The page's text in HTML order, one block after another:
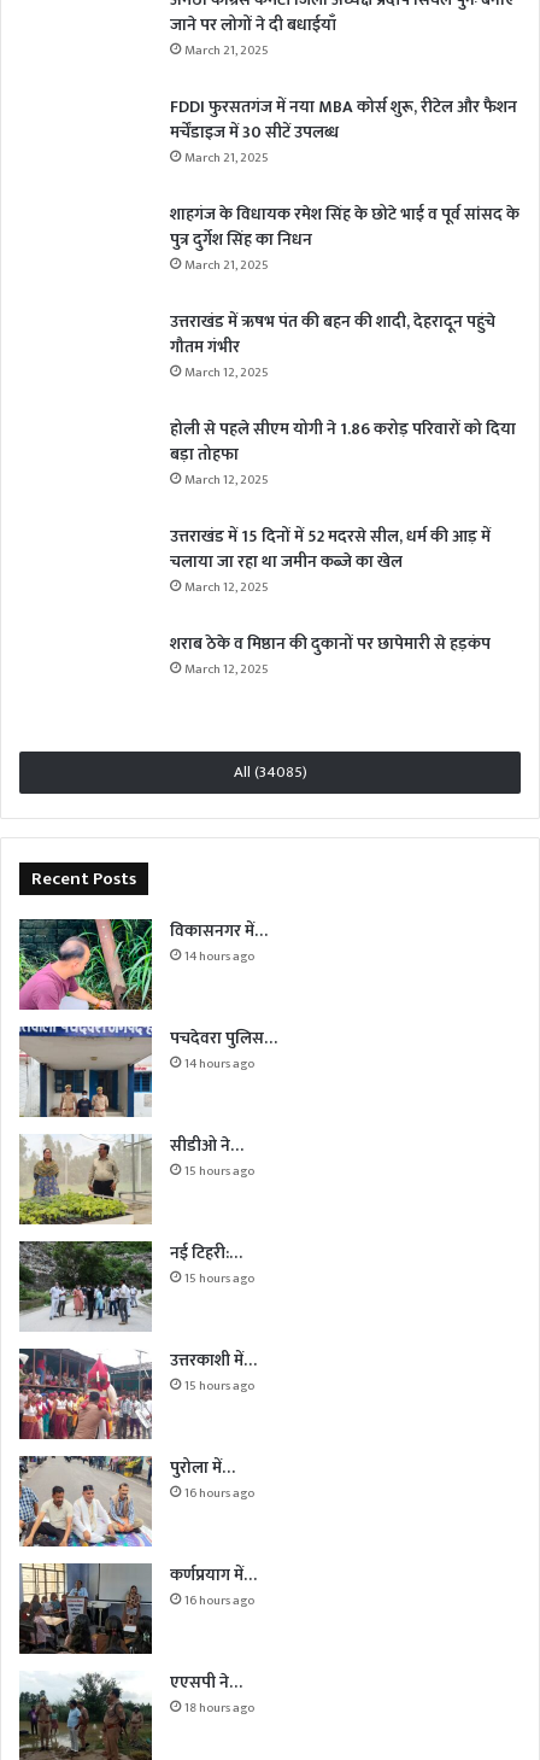
जाने पर लोगों ने दी बधाईयाँ
March 21, 2025
FDDI फुरसतगंज में नया MBA कोर्स शुरू, रीटेल और फैशन
मर्चेंडाइज में 30 सीटें उपलब्ध
March 21, 2025
शाहगंज के विधायक रमेश सिंह के छोटे भाई व पूर्व सांसद के
पुत्र दुर्गेश सिंह का निधन
March 21, 2025
उत्तराखंड में ऋषभ पंत की बहन की शादी, देहरादून पहुंचे
गौतम गंभीर
March 12, 2025
होली से पहले सीएम योगी ने 1.86 करोड़ परिवारों को दिया
बड़ा तोहफा
March 12, 2025
उत्तराखंड में 15 दिनों में 52 मदरसे सील, धर्म की आड़ में
चलाया जा रहा था जमीन कब्जे का खेल
March 12, 2025
शराब ठेके व मिष्ठान की दुकानों पर छापेमारी से हड़कंप
March 12, 2025
All (34085)
Recent Posts
विकासनगर में…
14 hours ago
पचदेवरा पुलिस…
14 hours ago
सीडीओ ने…
15 hours ago
नई टिहरी:…
15 hours ago
उत्तरकाशी में…
15 hours ago
पुरोला में…
16 hours ago
कर्णप्रयाग में…
16 hours ago
एएसपी ने…
18 hours ago